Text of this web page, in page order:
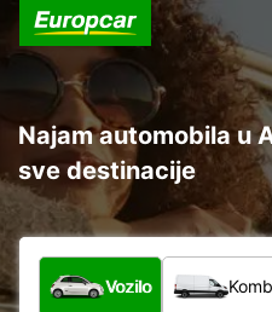
Najam automobila u
sve destinacije
Koja vrsta vozila?
Vozilo